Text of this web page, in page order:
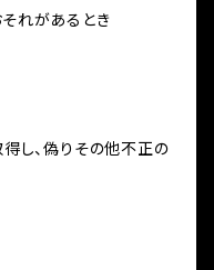
れがあるとき
し、偽りその他不正の